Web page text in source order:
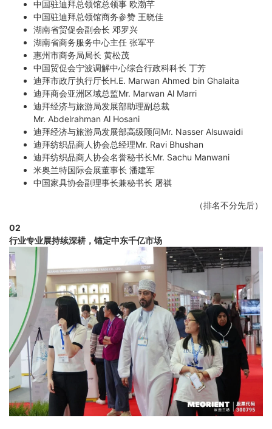
中国驻迪拜总领馆总领事 欧渤芊
中国驻迪拜总领馆商务参赞 王晓佳
湖南省贸促会副会长 邓罗兴
湖南省商务服务中心主任 张军平
惠州市商务局局长 黄松茂
中国贸促会宁波调解中心综合行政科科长 丁芳
迪拜市政厅执行厅长H.E. Marwan Ahmed bin Ghalaita
迪拜商会亚洲区域总监Mr. Marwan Al Marri
迪拜经济与旅游局发展部助理副总裁
Mr. Abdelrahman Al Hosani
迪拜经济与旅游局发展部高级顾问Mr. Nasser Alsuwaidi
迪拜纺织品商人协会总经理Mr. Ravi Bhushan
迪拜纺织品商人协会名誉秘书长Mr. Sachu Manwani
米奥兰特国际会展董事长 潘建军
中国家具协会副理事长兼秘书长 屠祺
（排名不分先后）
02
行业专业展持续深耕， 锚定中东千亿市场